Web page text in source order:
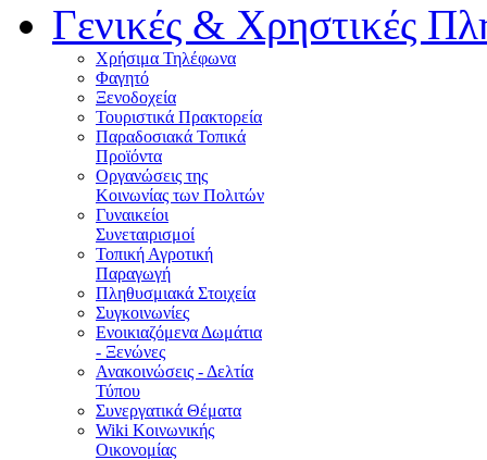
Γενικές & Χρηστικές
Χρήσιμα Τηλέφωνα
Φαγητό
Ξενοδοχεία
Τουριστικά Πρακτορεία
Παραδοσιακά Τοπικά
Προϊόντα
Οργανώσεις της
Κοινωνίας των Πολιτών
Γυναικείοι
Συνεταιρισμοί
Τοπική Αγροτική
Παραγωγή
Πληθυσμιακά Στοιχεία
Συγκοινωνίες
Ενοικιαζόμενα Δωμάτια
- Ξενώνες
Ανακοινώσεις - Δελτία
Τύπου
Συνεργατικά Θέματα
Wiki Κοινωνικής
Οικονομίας